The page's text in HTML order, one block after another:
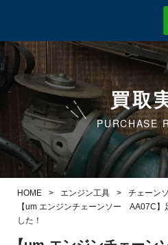
買取
PURCHASE
HOME > エンジン工具 > チェーン
【um エンジンチェーンソー AA07C】
した！